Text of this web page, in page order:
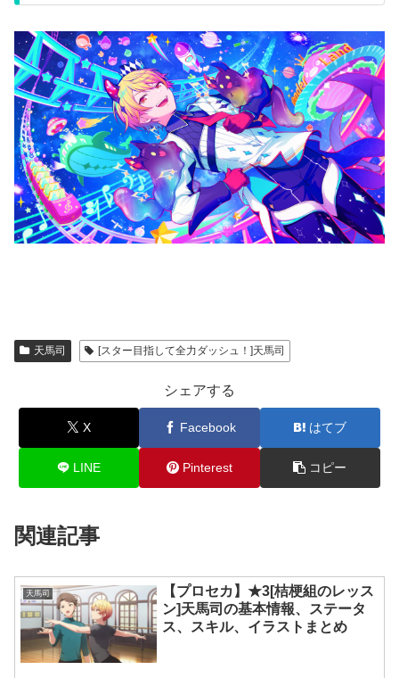
天馬司 [スター目指して全力ダッシュ！]天馬司
シェアする
X Facebook はてブ
LINE Pinterest コピー
関連記事
天馬司
【プロセカ】★3[桔梗組のレッス
ン]天馬司の基本情報、ステータ
ス、スキル、イラストまとめ